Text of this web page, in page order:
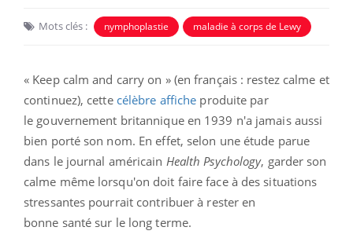
Mots clés : nymphoplastie maladie à corps de Lewy
« Keep calm and carry on »(en français : restez calme et
continuez), cette célèbre affiche produite par
le gouvernement britannique en 1939 n'a jamais aussi
bien porté son nom. En effet, selon une étude parue
dans le journal américain Health Psychology, garder son
calme même lorsqu'on doit faire face à des situations
stressantes pourrait contribuer à rester en
bonne santé sur le long terme.